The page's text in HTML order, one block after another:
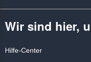
Wir sind hier,
Hilfe-Center